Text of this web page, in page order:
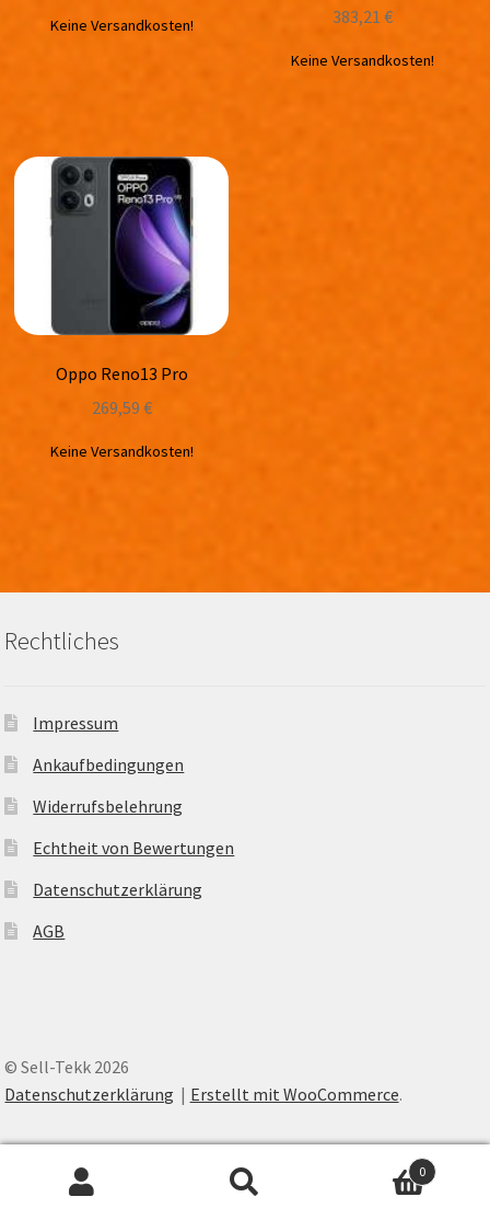
Keine Versandkosten!
383,21 €
Keine Versandkosten!
Oppo Reno13 Pro
269,59 €
Keine Versandkosten!
Rechtliches
Impressum
Ankaufbedingungen
Widerrufsbelehrung
Echtheit von Bewertungen
Datenschutzerklärung
AGB
© Sell-Tekk 2026
Datenschutzerklärung
Erstellt mit WooCommerce.
0